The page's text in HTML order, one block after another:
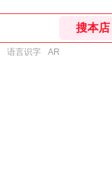
语言识字 AR